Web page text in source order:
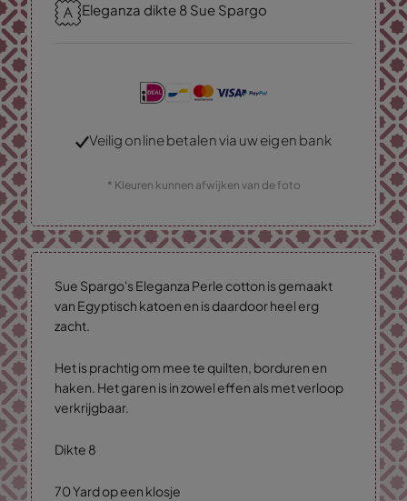
Eleganza dikte 8 Sue Spargo
Veilig online betalen via uw eigen bank
* Kleuren kunnen afwijken van de foto
Sue Spargo's Eleganza Perle cotton is gemaakt
van Egyptisch katoen en is daardoor heel erg
zacht.
Het is prachtig om mee te quilten, borduren en
haken. Het garen is in zowel effen als met verloop
verkrijgbaar.
Dikte 8
70 Yard op een klosje